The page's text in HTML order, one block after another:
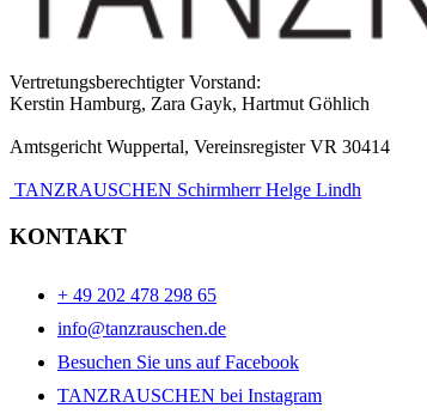
Vertretungsberechtigter Vorstand:
Kerstin Hamburg, Zara Gayk, Hartmut Göhlich
Amtsgericht Wuppertal, Vereinsregister VR 30414
TANZRAUSCHEN Schirmherr Helge Lindh
KONTAKT
+ 49 202 478 298 65
info@tanzrauschen.de
Besuchen Sie uns auf Facebook
TANZRAUSCHEN bei Instagram